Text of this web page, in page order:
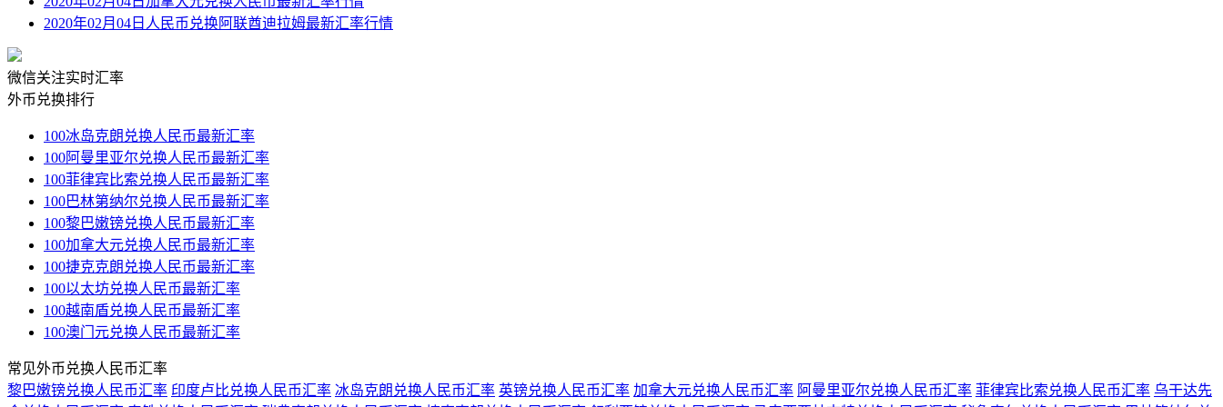
2020年02月04日人民币兑换阿联酋迪拉姆最新汇率行情
微信关注实时汇率
外币兑换排行
100冰岛克朗兑换人民币最新汇率
100阿曼里亚尔兑换人民币最新汇率
100菲律宾比索兑换人民币最新汇率
100巴林第纳尔兑换人民币最新汇率
100黎巴嫩镑兑换人民币最新汇率
100加拿大元兑换人民币最新汇率
100捷克克朗兑换人民币最新汇率
100以太坊兑换人民币最新汇率
100越南盾兑换人民币最新汇率
100澳门元兑换人民币最新汇率
常见外币兑换人民币汇率
黎巴嫩镑兑换人民币汇率 印度卢比兑换人民币汇率 冰岛克朗兑换人民币汇率 英镑兑换人民币汇率 加拿大元兑换人民币汇率 阿曼里亚尔兑换人民币汇率 菲律宾比索兑换人民币汇率 乌干达先